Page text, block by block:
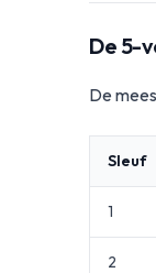
De 5-
De
Sleuf
1
2